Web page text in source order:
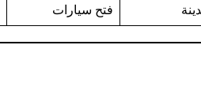
فتح سيارات